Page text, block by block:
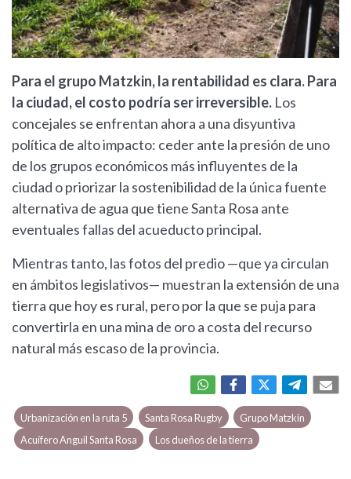
Para el grupo Matzkin, la rentabilidad es clara. Para
la ciudad, el costo podría ser irreversible. Los
concejales se enfrentan ahora a una disyuntiva
política de alto impacto: ceder ante la presión de uno
de los grupos económicos más influyentes de la
ciudad o priorizar la sostenibilidad de la única fuente
alternativa de agua que tiene Santa Rosa ante
eventuales fallas del acueducto principal.
Mientras tanto, las fotos del predio —que ya circulan
en ámbitos legislativos— muestran la extensión de una
tierra que hoy es rural, pero por la que se puja para
convertirla en una mina de oro a costa del recurso
natural más escaso de la provincia.
Urbanización en la ruta 5 Santa Rosa Rugby
Grupo Matzkin
Acuífero Anguil Santa Rosa
Los dueños de la tierra